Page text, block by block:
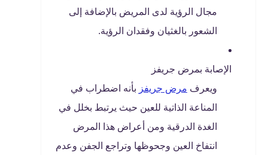
مجال الرؤية لدى المريض بالإضافة إلى
الشعور بالغثيان وفقدان الرؤية.
الإصابة بمرض جريفز
ويعرف مرض جريفز بأنه اضطراب في
المناعة الذاتية للعين حيث يرتبط بخلل في
الغدة الدرقية ومن أعراض هذا المرض
انتفاخ العين وجحوظها وتراجع الجفن وعدم